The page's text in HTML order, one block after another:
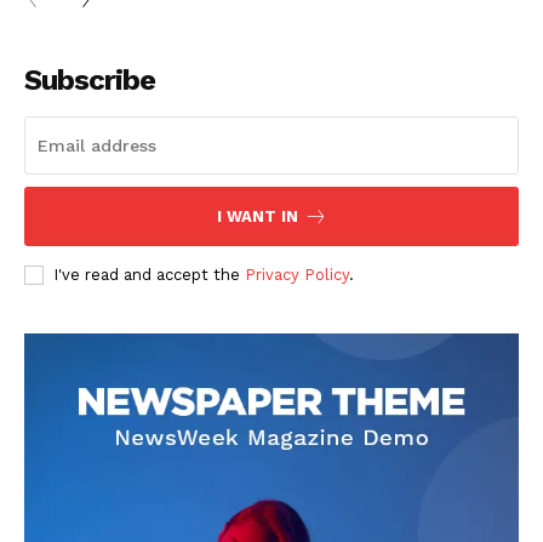
Subscribe
I WANT IN
I've read and accept the Privacy Policy.